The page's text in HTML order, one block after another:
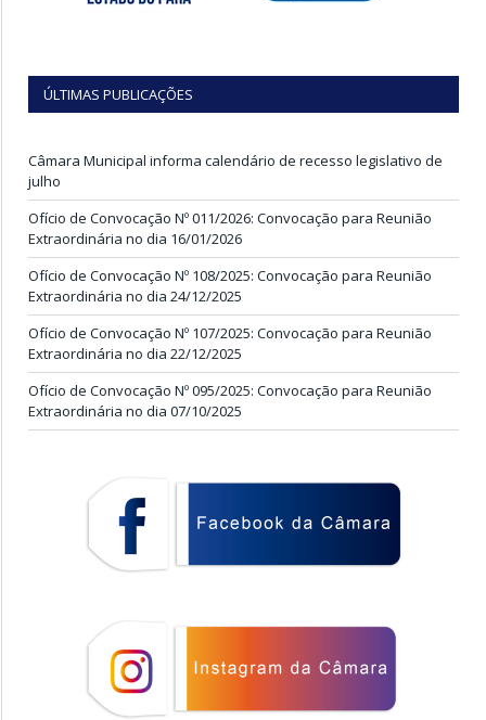
ÚLTIMAS PUBLICAÇÕES
Câmara Municipal informa calendário de recesso legislativo de
julho
Ofício de Convocação Nº 011/2026: Convocação para Reunião
Extraordinária no dia 16/01/2026
Ofício de Convocação Nº 108/2025: Convocação para Reunião
Extraordinária no dia 24/12/2025
Ofício de Convocação Nº 107/2025: Convocação para Reunião
Extraordinária no dia 22/12/2025
Ofício de Convocação Nº 095/2025: Convocação para Reunião
Extraordinária no dia 07/10/2025